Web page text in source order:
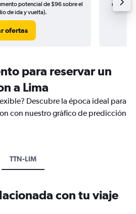
potencial de $96 sobre el
de ida y vuelta).
ofertas
de
para reservar un
a Lima
Descubre la época ideal para
con nuestro gráfico de predicción
TTN-LIM
con tu viaje